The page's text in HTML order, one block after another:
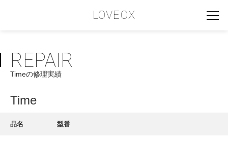
LOVEOX
PHILOSOPHY
フィロソフィー
COMPANY PROFILE
REPAIR
Timeの修理実績
Time
品名 型番